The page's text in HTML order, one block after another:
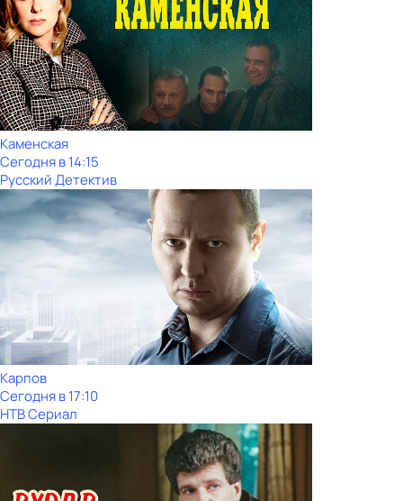
Каменская
Сегодня в 14:15
Русский Детектив
Карпов
Сегодня в 17:10
НТВ Сериал